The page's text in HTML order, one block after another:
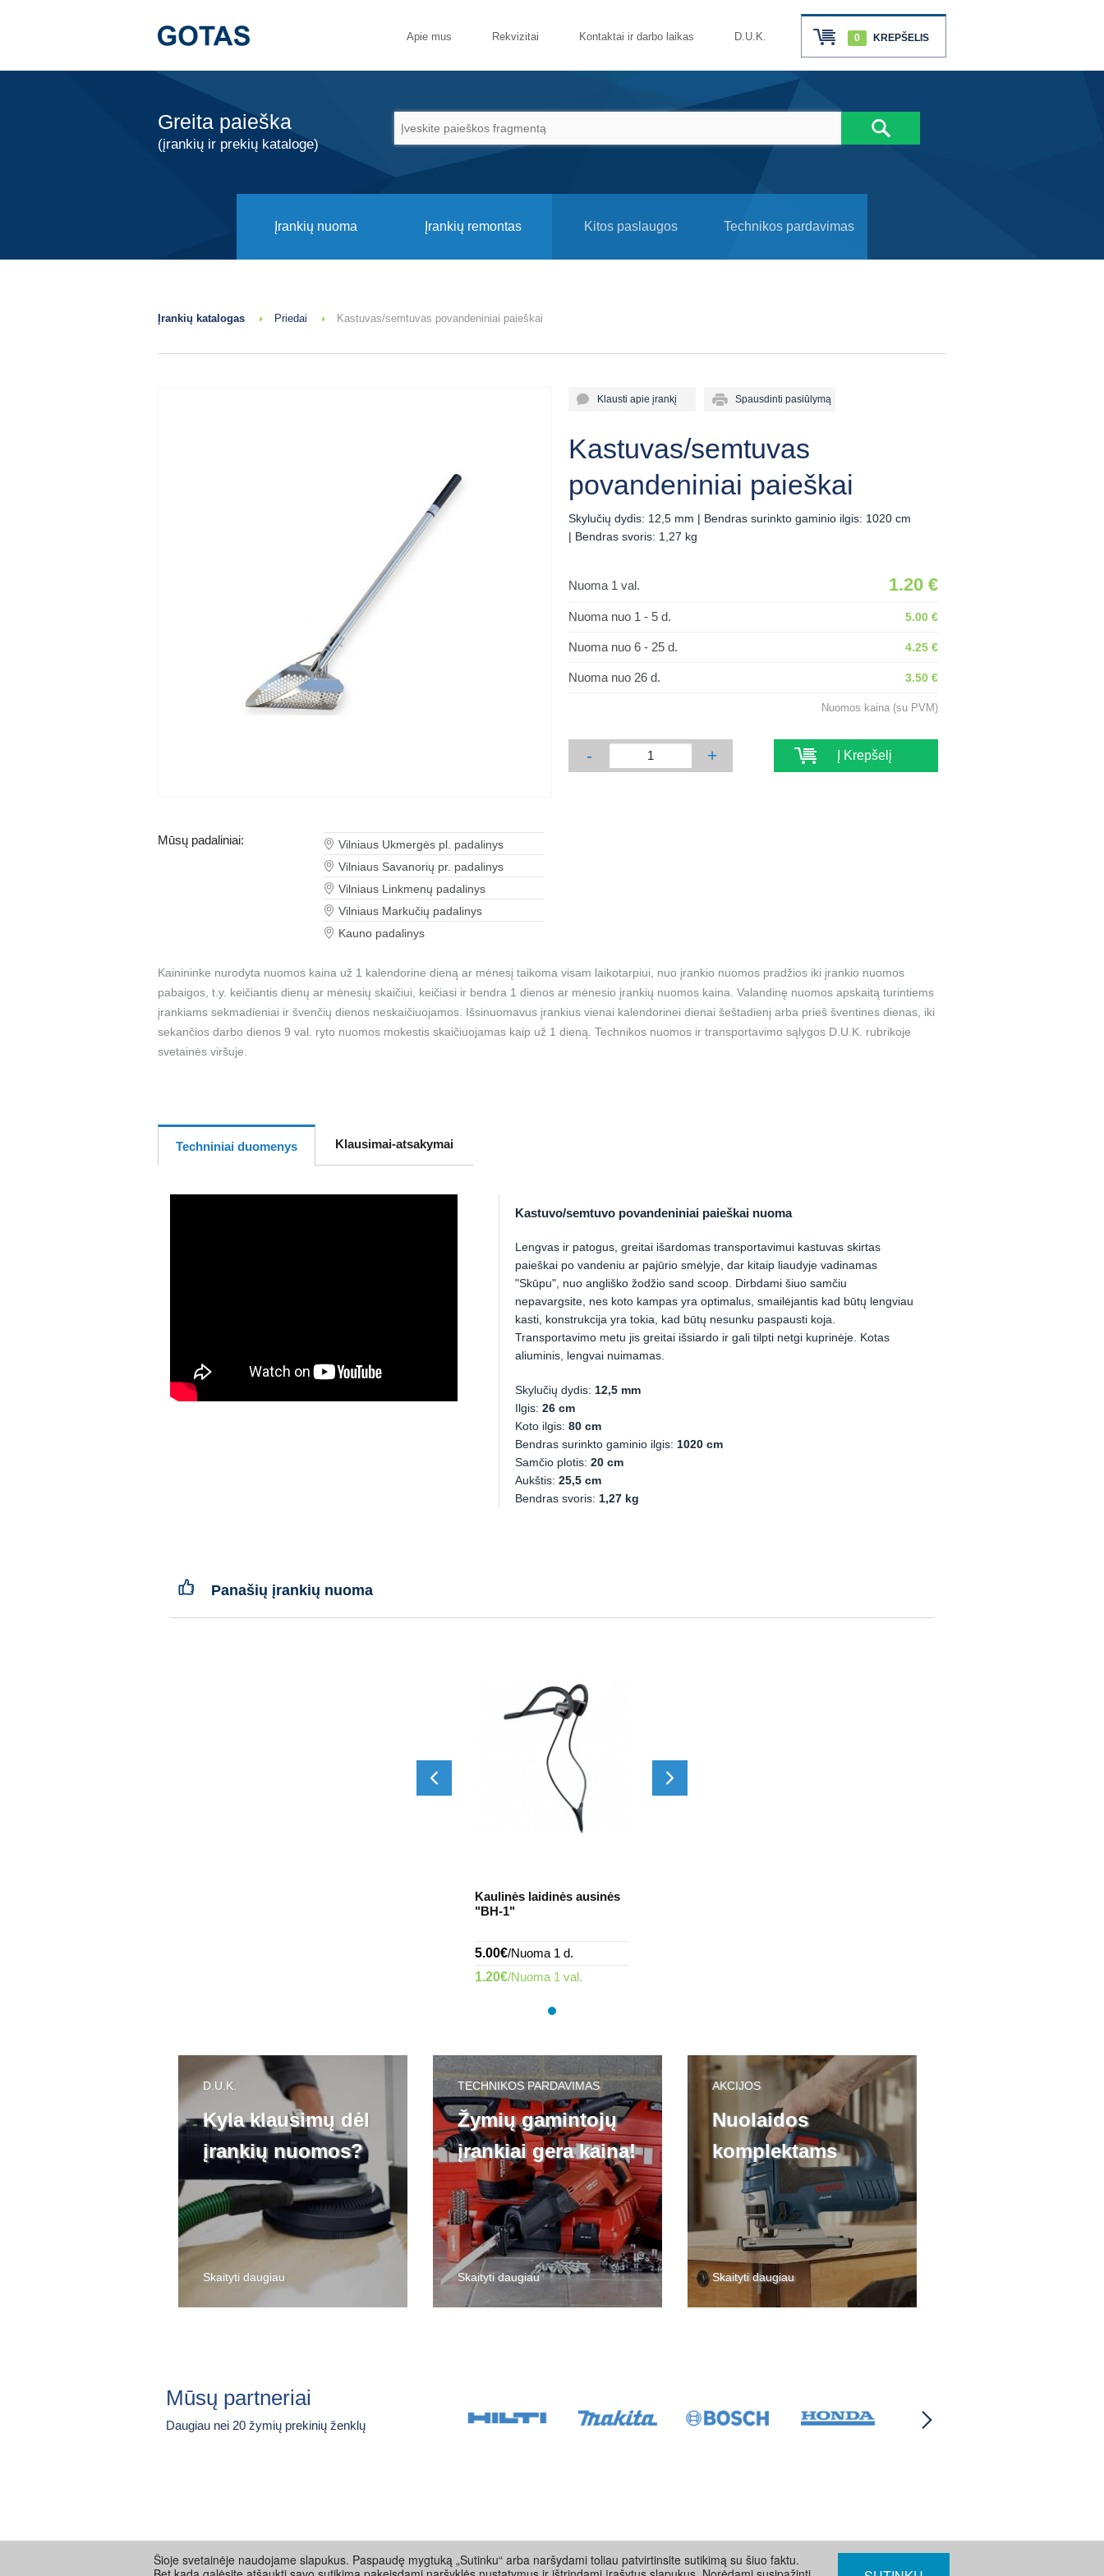
0 KREPŠELIS
Apie mus Rekvizitai Kontaktai ir darbo laikas D.U.K.
Greita paieška
(įrankių ir prekių kataloge)
Įrankių nuoma Įrankių remontas Kitos paslaugos Technikos pardavimas
Įrankių katalogas Priedai Kastuvas/semtuvas povandeniniai paieškai
Mūsų padaliniai:
Vilniaus Ukmergės pl. padalinys
Vilniaus Savanorių pr. padalinys
Vilniaus Linkmenų padalinys
Vilniaus Markučių padalinys
Kauno padalinys
Klausti apie įrankį Spausdinti pasiūlymą
Kastuvas/semtuvas
povandeniniai paieškai
Skylučių dydis: 12,5 mm | Bendras surinkto gaminio ilgis: 1020 cm
| Bendras svoris: 1,27 kg
Nuoma 1 val. 1.20 €
Nuoma nuo 1 - 5 d. 5.00 €
Nuoma nuo 6 - 25 d. 4.25 €
Nuoma nuo 26 d. 3.50 €
Nuomos kaina (su PVM)
- + Į Krepšelį
Kainininke nurodyta nuomos kaina už 1 kalendorine dieną ar mėnesį taikoma visam laikotarpiui, nuo įrankio nuomos pradžios iki įrankio nuomos
pabaigos, t.y. keičiantis dienų ar mėnesių skaičiui, keičiasi ir bendra 1 dienos ar mėnesio įrankių nuomos kaina. Valandinę nuomos apskaitą turintiems
įrankiams sekmadieniai ir švenčių dienos neskaičiuojamos. Išsinuomavus įrankius vienai kalendorinei dienai šeštadienį arba prieš šventines dienas, iki
sekančios darbo dienos 9 val. ryto nuomos mokestis skaičiuojamas kaip už 1 dieną. Technikos nuomos ir transportavimo sąlygos D.U.K. rubrikoje
svetainės viršuje.
Techniniai duomenys Klausimai-atsakymai
Kastuvo/semtuvo povandeniniai paieškai nuoma
Lengvas ir patogus, greitai išardomas transportavimui kastuvas skirtas
paieškai po vandeniu ar pajūrio smėlyje, dar kitaip liaudyje vadinamas
"Skūpu", nuo angliško žodžio sand scoop. Dirbdami šiuo samčiu
nepavargsite, nes koto kampas yra optimalus, smailėjantis kad būtų lengviau
kasti, konstrukcija yra tokia, kad būtų nesunku paspausti koja.
Transportavimo metu jis greitai išsiardo ir gali tilpti netgi kuprinėje. Kotas
aliuminis, lengvai nuimamas.
Skylučių dydis: 12,5 mm
Ilgis: 26 cm
Koto ilgis: 80 cm
Bendras surinkto gaminio ilgis: 1020 cm
Samčio plotis: 20 cm
Aukštis: 25,5 cm
Bendras svoris: 1,27 kg
Panašių įrankių nuoma
Kaulinės laidinės ausinės
"BH-1"
5.00€/Nuoma 1 d.
1.20€/Nuoma 1 val.
Kaulinės laidinės ausinės
"BH-1"
D.U.K.
Kyla klausimų dėl
įrankių nuomos?
Skaityti daugiau
TECHNIKOS PARDAVIMAS
Žymių gamintojų
įrankiai gera kaina!
Skaityti daugiau
AKCIJOS
Nuolaidos
komplektams
Skaityti daugiau
Mūsų partneriai
Daugiau nei 20 žymių prekinių ženklų
Šioje svetainėje naudojame slapukus. Paspaudę mygtuką „Sutinku“ arba naršydami toliau patvirtinsite sutikimą su šiuo faktu.